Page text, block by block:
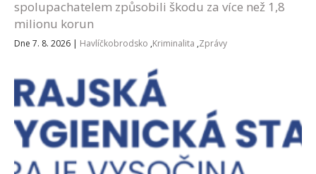
spolupachatelem způsobili škodu za více než 1,8
milionu korun
Dne 7. 8. 2026 | Havlíčkobrodsko ,Kriminalita ,Zprávy